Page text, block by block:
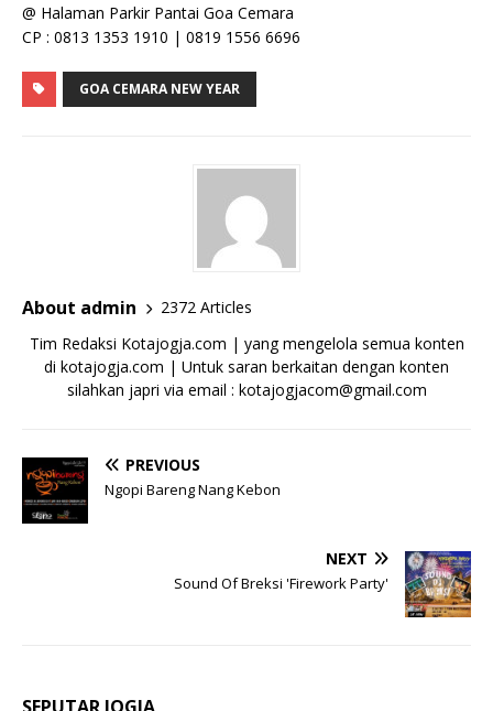
@ Halaman Parkir Pantai Goa Cemara
CP : 0813 1353 1910 | 0819 1556 6696
GOA CEMARA NEW YEAR
About admin
2372 Articles
Tim Redaksi Kotajogja.com | yang mengelola semua konten
di kotajogja.com | Untuk saran berkaitan dengan konten
silahkan japri via email : kotajogjacom@gmail.com
PREVIOUS
Ngopi Bareng Nang Kebon
NEXT
Sound Of Breksi 'Firework Party'
SEPUTAR JOGJA